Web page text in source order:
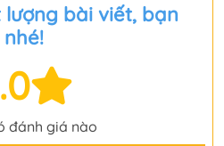
bài viết, bạn
nhé!
đánh giá nào